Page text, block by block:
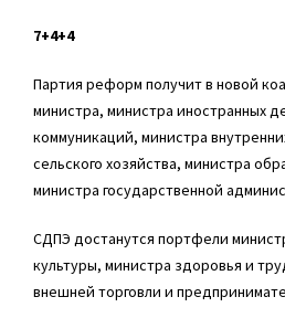
7+4+4
Партия реформ получит в новой
министра, министра иностранных
коммуникаций, министра
сельского хозяйства, министра
министра государственной
СДПЭ достанутся портфели
культуры, министра здоровья и
внешней торговли и